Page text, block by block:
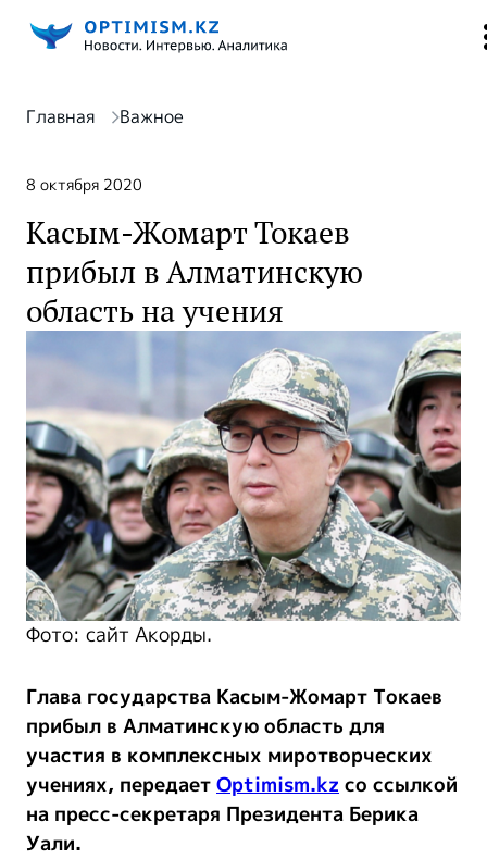
Главная Важное
8 октября 2020
Касым-Жомарт Токаев
прибыл в Алматинскую
область на учения
Фото: сайт Акорды.
Глава государства Касым-Жомарт Токаев
прибыл в Алматинскую область для
участия в комплексных миротворческих
учениях, передаетOptimism.kz со ссылкой
на пресс-секретаря Президента Берика
Уали.